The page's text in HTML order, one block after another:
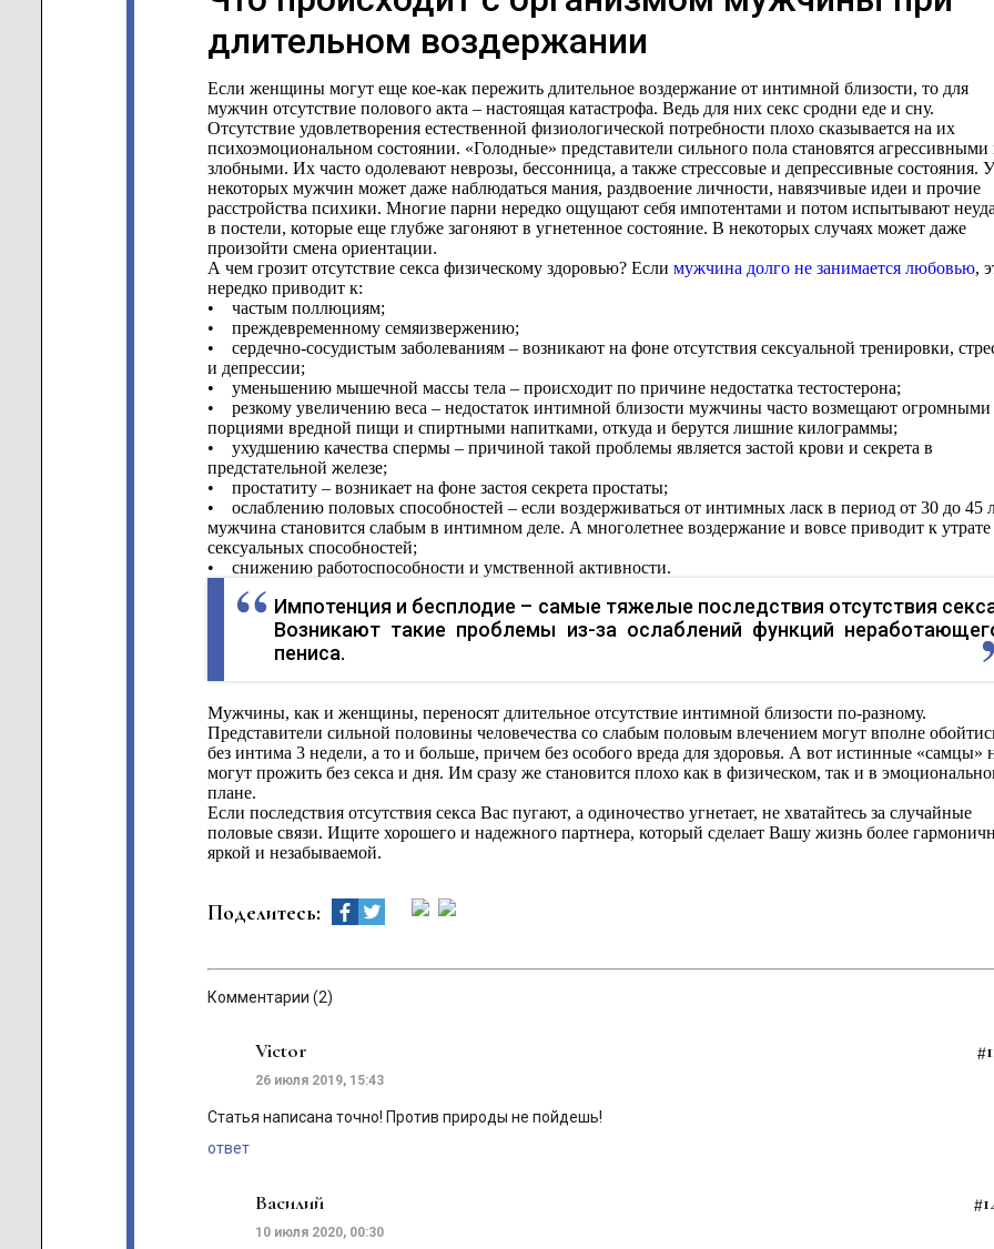
длительном воздержании
Если женщины могут еще кое-как пережить длительное воздержание от интимной близости, то для
мужчин отсутствие полового акта – настоящая катастрофа. Ведь для них секс сродни еде и сну.
Отсутствие удовлетворения естественной физиологической потребности плохо сказывается на их
психоэмоциональном состоянии. «Голодные» представители сильного пола становятся агрессивными
злобными. Их часто одолевают неврозы, бессонница, а также стрессовые и депрессивные состояния. У
некоторых мужчин может даже наблюдаться мания, раздвоение личности, навязчивые идеи и прочие
расстройства психики. Многие парни нередко ощущают себя импотентами и потом испытывают
в постели, которые еще глубже загоняют в угнетенное состояние. В некоторых случаях может даже
произойти смена ориентации.
А чем грозит отсутствие секса физическому здоровью? Если мужчина долго не занимается любовью,
нередко приводит к:
• частым поллюциям;
• преждевременному семяизвержению;
• сердечно-сосудистым заболеваниям – возникают на фоне отсутствия сексуальной тренировки,
и депрессии;
• уменьшению мышечной массы тела – происходит по причине недостатка тестостерона;
• резкому увеличению веса – недостаток интимной близости мужчины часто возмещают огромными
порциями вредной пищи и спиртными напитками, откуда и берутся лишние килограммы;
• ухудшению качества спермы – причиной такой проблемы является застой крови и секрета в
предстательной железе;
• простатиту – возникает на фоне застоя секрета простаты;
• ослаблению половых способностей – если воздерживаться от интимных ласк в период от 30 до 45
мужчина становится слабым в интимном деле. А многолетнее воздержание и вовсе приводит к утрате
сексуальных способностей;
• снижению работоспособности и умственной активности.
Импотенция и бесплодие – самые тяжелые последствия отсутствия
Возникают такие проблемы из-за ослаблений функций
пениса.
Мужчины, как и женщины, переносят длительное отсутствие интимной близости по-разному.
Представители сильной половины человечества со слабым половым влечением могут вполне
без интима 3 недели, а то и больше, причем без особого вреда для здоровья. А вот истинные «самцы»
могут прожить без секса и дня. Им сразу же становится плохо как в физическом, так и в
плане.
Если последствия отсутствия секса Вас пугают, а одиночество угнетает, не хватайтесь за случайные
половые связи. Ищите хорошего и надежного партнера, который сделает Вашу жизнь более
яркой и незабываемой.
Поделитесь:
Комментарии (2)
Victor
26 июля 2019, 15:43
Статья написана точно! Против природы не пойдешь!
ответ
Василий
10 июля 2020, 00:30